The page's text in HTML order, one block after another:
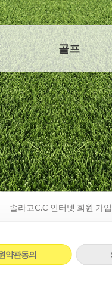
골프
솔라고C.C 인터넷 회원 가
약관동의